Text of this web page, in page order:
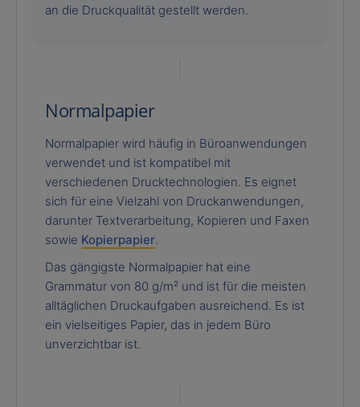
an die Druckqualität gestellt werden.
Normalpapier
Normalpapier wird häufig in Büroanwendungen
verwendet und ist kompatibel mit
verschiedenen Drucktechnologien. Es eignet
sich für eine Vielzahl von Druckanwendungen,
darunter Textverarbeitung, Kopieren und Faxen
sowie Kopierpapier.
Das gängigste Normalpapier hat eine
Grammatur von 80 g/m² und ist für die meisten
alltäglichen Druckaufgaben ausreichend. Es ist
ein vielseitiges Papier, das in jedem Büro
unverzichtbar ist.